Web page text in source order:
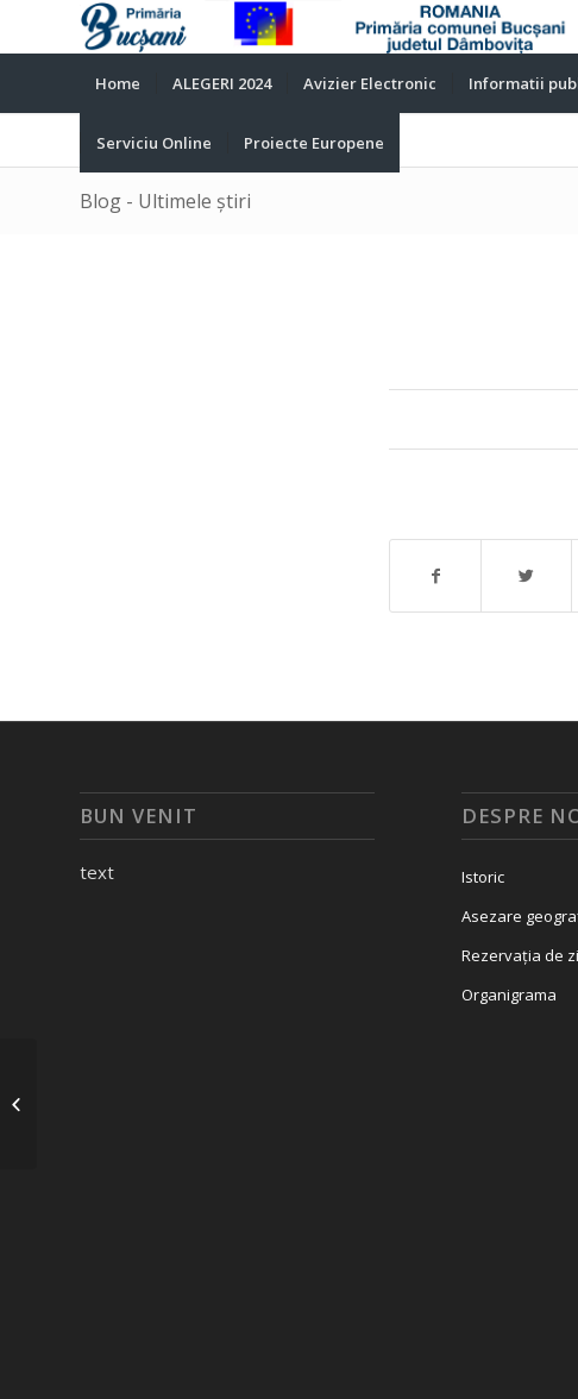
Home ALEGERI 2024 Avizier Electronic Informatii
Serviciu Online Proiecte Europene
Blog - Ultimele știri
BUN VENIT
text
DESPRE
Istoric
Asezare
Rezervația de
Organigrama